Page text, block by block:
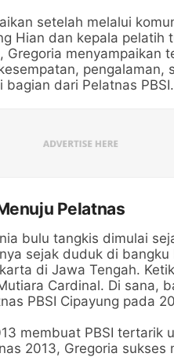
setelah melalui
Hian dan kepala
Gregoria menyampaikan
pengalaman,
dari Pelatnas PBSI.
Pelatnas
bulu tangkis dimulai
sejak duduk di bangku
di Jawa Tengah.
Cardinal. Di sana,
PBSI Cipayung pada
membuat PBSI tertarik
2013, Gregoria